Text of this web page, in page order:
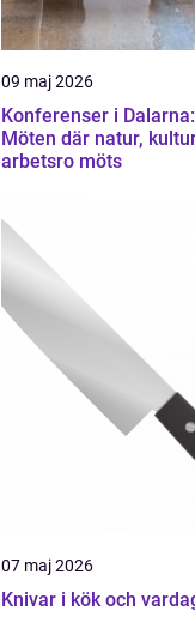
09 maj 2026
Konferenser i Dalarna:
Möten där natur,
arbetsro möts
07 maj 2026
Knivar i kök och